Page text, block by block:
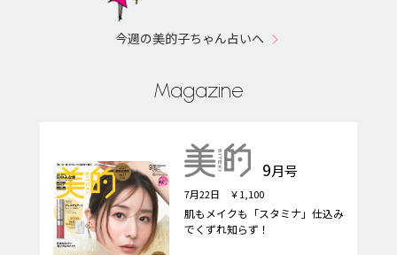
今週の美的子ちゃん占いへ
Magazine
9月号
7月22日 ￥1,100
肌もメイクも「スタミナ」仕込み
でくずれ知らず！